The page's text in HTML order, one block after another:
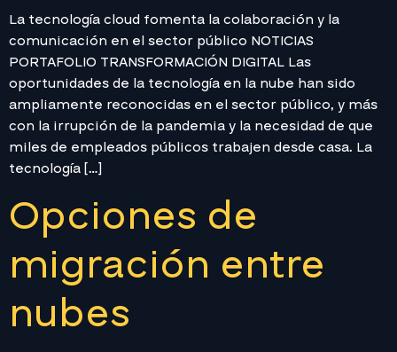
La tecnología cloud fomenta la colaboración y la
comunicación en el sector público NOTICIAS
PORTAFOLIO TRANSFORMACIÓN DIGITAL Las
oportunidades de la tecnología en la nube han sido
ampliamente reconocidas en el sector público, y más
con la irrupción de la pandemia y la necesidad de que
miles de empleados públicos trabajen desde casa. La
tecnología […]
Opciones de
migración entre
nubes